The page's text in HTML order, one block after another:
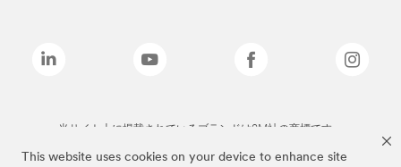
This website uses cookies on your device to enhance site
当サイト上に掲載されているブランドは3M社の商標です。